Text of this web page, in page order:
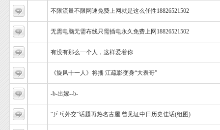
不限流量不限网速免费上网就是这么任性18826521502
无需电脑无需布线只需插电永久免费上网18826521502
有没有那么一个人，这样爱着你
《旋风十一人》将播 江疏影变身“大表哥”
-b-出嫁--b-
“乒乓外交”话题再热名古屋 曾见证中日历史佳话(组图)